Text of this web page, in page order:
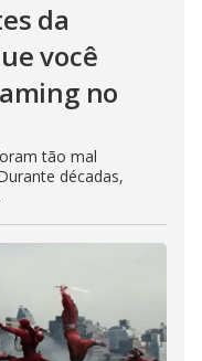
da
você
no
tão mal
décadas,